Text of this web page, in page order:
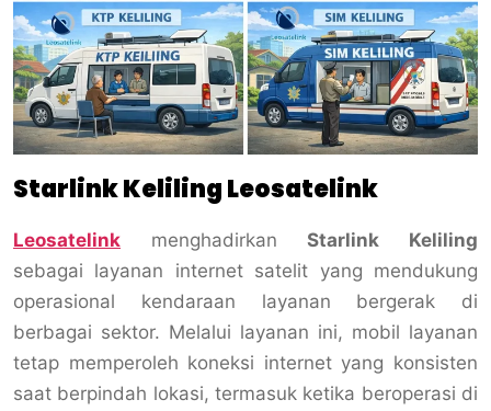
Starlink Keliling Leosatelink
Leosatelink menghadirkanStarlink Keliling
sebagai layanan internet satelit yang mendukung
operasional kendaraan layanan bergerak di
berbagai sektor. Melalui layanan ini, mobil layanan
tetap memperoleh koneksi internet yang konsisten
saat berpindah lokasi, termasuk ketika beroperasi di